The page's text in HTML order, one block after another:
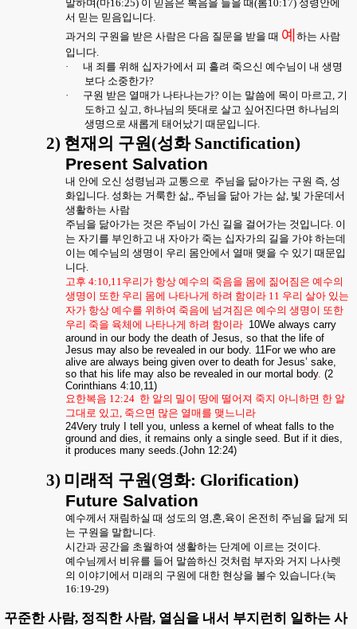
말하며(마16:25) 이 믿음은 복음을 들을 때(롬10:17) 성령안에
서 믿는 믿음입니다.
과거의 구원을 받은 사람은 다음 질문을 받을 때 예 하는 사람
입니다.
·
내 죄를 위해 십자가에서 피 흘려 죽으신 예수님이 내 생명
보다 소중한가?
·
구원 받은 열매가 나타나는가? 이는 말씀에 목이 마르고, 기
도하고 싶고, 하나님의 뜻대로 살고 싶어진다면 하나님의
생명으로 새롭게 태어났기 때문입니다.
2) 현재의 구원(성화 Sanctification)
Present Salvation
내 안에 오신 성령님과 교통으로 주님을 닮아가는 구원 즉, 성
화입니다. 성화는 거룩한 삶,, 주님을 닮아 가는 삶, 빛 가운데서
생활하는 사람
주님을 닮아가는 것은 주님이 가신 길을 걸어가는 것입니다. 이
는 자기를 부인하고 내 자아가 죽는 십자가의 길을 가야 하는데
이는 예수님의 생명이 우리 몸안에서 열매 맺을 수 있기 때문입
니다.
고후 4:10,11우리가 항상 예수의 죽음을 몸에 짊어짐은 예수의
생명이 또한 우리 몸에 나타나게 하려 함이라 11 우리 살아 있는
자가 항상 예수를 위하여 죽음에 넘겨짐은 예수의 생명이 또한
우리 죽을 육체에 나타나게 하려 함이라 10We always carry
around in our body the death of Jesus, so that the life of
Jesus may also be revealed in our body. 11For we who are
alive are always being given over to death for Jesus’ sake,
so that his life may also be revealed in our mortal body. (2
Corinthians 4:10,11)
요한복음 12:24 한 알의 밀이 땅에 떨어져 죽지 아니하면 한 알
그대로 있고, 죽으면 많은 열매를 맺느니라
24Very truly I tell you, unless a kernel of wheat falls to the
ground and dies, it remains only a single seed. But if it dies,
it produces many seeds.(John 12:24)
3) 미래적 구원(영화: Glorification)
Future Salvation
예수께서 재림하실 때 성도의 영,혼,육이 온전히 주님을 닮게 되
는 구원을 말합니다.
시간과 공간을 초월하여 생활하는 단계에 이르는 것이다.
예수님께서 비유를 들어 말씀하신 것처럼 부자와 거지 나사렛
의 이야기에서 미래의 구원에 대한 현상을 볼수 있습니다.(눅
16:19-29)
꾸준한 사람, 정직한 사람, 열심을 내서 부지런히 일하는 사